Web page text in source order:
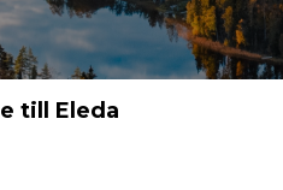
till Eleda